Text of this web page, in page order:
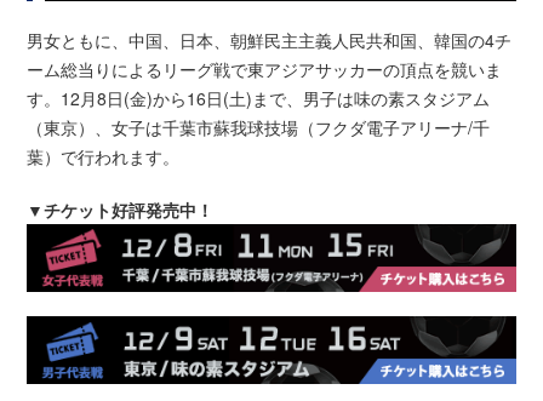
男女ともに、中国、日本、朝鮮民主主義人民共和国、韓国の4チ
ーム総当りによるリーグ戦で東アジアサッカーの頂点を競いま
す。12月8日(金)から16日(土)まで、男子は味の素スタジアム
（東京）、女子は千葉市蘇我球技場（フクダ電子アリーナ/千
葉）で行われます。
▼チケット好評発売中！